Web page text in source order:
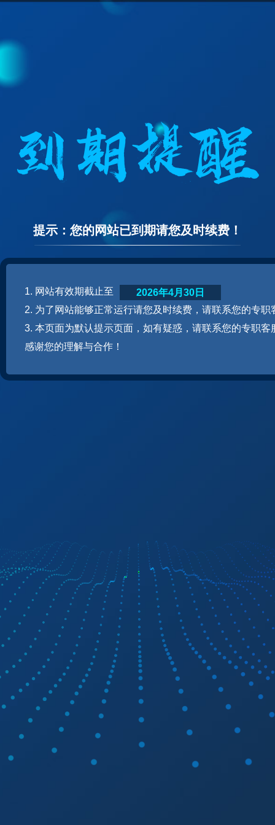
提示：您的网站已到期请您及时续费！
1. 网站有效期截止至
2. 为了网站能够正常运行请您及时续费，请联系您的专职
3. 本页面为默认提示页面，如有疑惑，请联系您的专职客
感谢您的理解与合作！
2026年4月30日